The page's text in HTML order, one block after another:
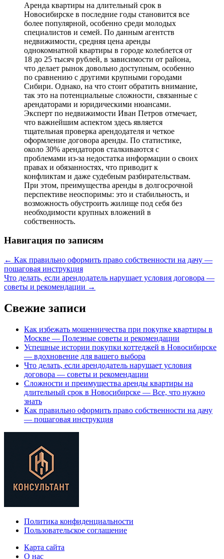
Аренда квартиры на длительный срок в
Новосибирске в последние годы становится все
более популярной, особенно среди молодых
специалистов и семей. По данным агентств
недвижимости, средняя цена аренды
однокомнатной квартиры в городе колеблется от
18 до 25 тысяч рублей, в зависимости от района,
что делает рынок довольно доступным, особенно
по сравнению с другими крупными городами
Сибири. Однако, на что стоит обратить внимание,
так это на потенциальные сложности, связанные с
арендаторами и юридическими нюансами.
Эксперт по недвижимости Иван Петров отмечает,
что важнейшим аспектом здесь является
тщательная проверка арендодателя и четкое
оформление договора аренды. По статистике,
около 30% арендаторов сталкиваются с
проблемами из-за недостатка информации о своих
правах и обязанностях, что приводит к
конфликтам и даже судебным разбирательствам.
При этом, преимущества аренды в долгосрочной
перспективе неоспоримы: это и стабильность, и
возможность обустроить жилище под себя без
необходимости крупных вложений в
собственность.
Навигация по записям
← Как правильно оформить право собственности на дачу —
пошаговая инструкция
Что делать, если арендодатель нарушает условия договора —
советы и рекомендации →
Свежие записи
Как избежать мошенничества при покупке квартиры в
Москве — Полезные советы и рекомендации
Успешные истории покупки коттеджей в Новосибирске
— вдохновение для вашего выбора
Что делать, если арендодатель нарушает условия
договора — советы и рекомендации
Сложности и преимущества аренды квартиры на
длительный срок в Новосибирске — Все, что нужно
знать
Как правильно оформить право собственности на дачу
— пошаговая инструкция
Политика конфиденциальности
Пользовательское соглашение
Карта сайта
О нас